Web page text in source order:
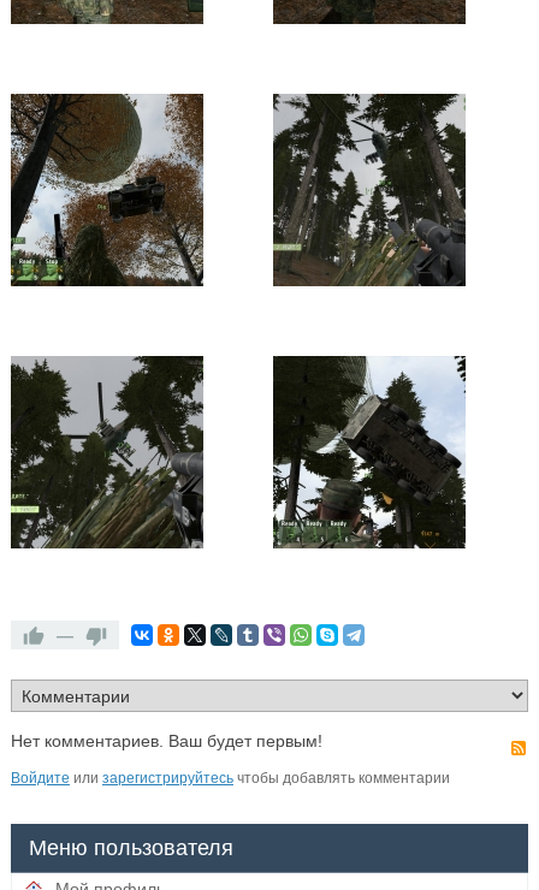
—
Нет комментариев. Ваш будет первым!
Войдите или зарегистрируйтесьчтобы добавлять комментарии
Меню пользователя